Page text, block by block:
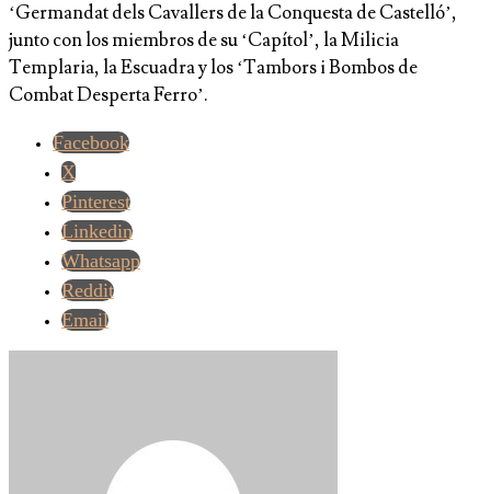
‘Germandat dels Cavallers de la Conquesta de Castelló’,
junto con los miembros de su ‘Capítol’, la Milicia
Templaria, la Escuadra y los ‘Tambors i Bombos de
Combat Desperta Ferro’.
Facebook
X
Pinterest
Linkedin
Whatsapp
Reddit
Email